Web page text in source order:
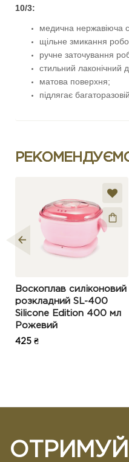
10/3:
медична нержавіюча
щільне змикання
ручне заточування
стильний лаконічний
матова поверхня;
підлягає
Воскоплав силіконовий
розкладний SL-400
Silicone Edition 400 мл
Рожевий
425 ₴
ОТРИМУЙ